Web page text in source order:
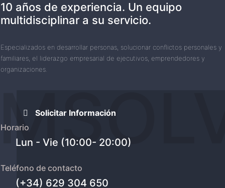
10 años de experiencia. Un equipo
multidisciplinar a su servicio.
Especializados en desarrollar personas, solucionar conflictos personales y
familiares, el liderazgo empresarial de ejecutivos, emprendedores y
organizaciones.
Solicitar Información
Horario
Lun - Vie (10:00- 20:00)
Teléfono de contacto
(+34) 629 304 650